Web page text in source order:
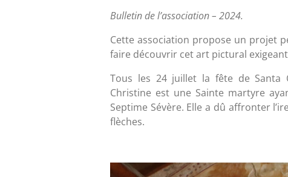
Bulletin de l’association – 2024.
Cette association propose un projet
faire découvrir cet art pictural
Tous les 24 juillet la fête de Santa
Christine est une Sainte martyre
Septime Sévère. Elle a dû affronter
flèches.